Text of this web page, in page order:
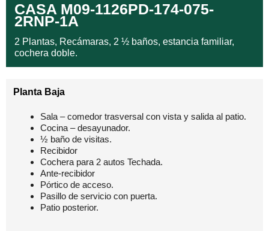
CASA M09-1126PD-174-075-
2RNP-1A
2 Plantas, Recámaras, 2 ½ baños, estancia familiar,
cochera doble.
Planta Baja
Sala – comedor trasversal con vista y salida al patio.
Cocina – desayunador.
½ baño de visitas.
Recibidor
Cochera para 2 autos Techada.
Ante-recibidor
Pórtico de acceso.
Pasillo de servicio con puerta.
Patio posterior.